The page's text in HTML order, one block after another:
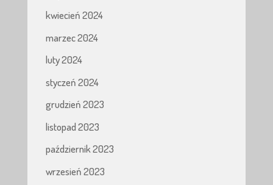
kwiecień 2024
marzec 2024
luty 2024
styczeń 2024
grudzień 2023
listopad 2023
październik 2023
wrzesień 2023